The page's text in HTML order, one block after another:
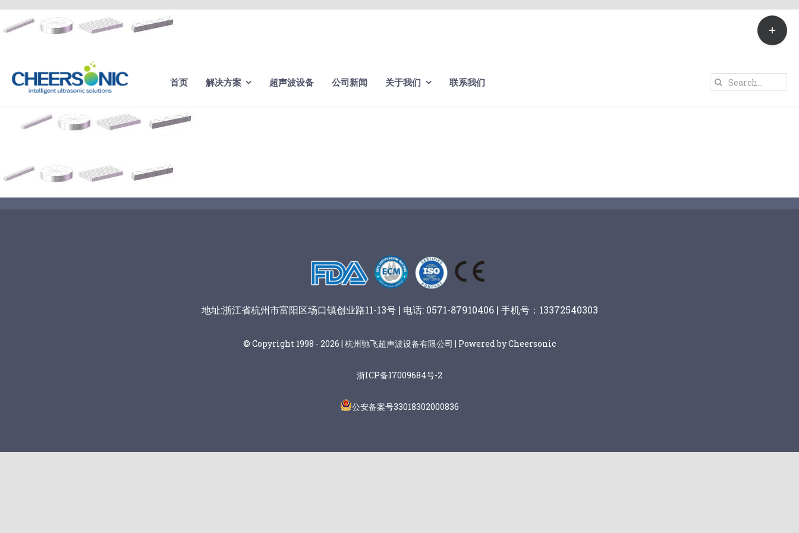
Skip
首页 解决方案 超声波设备 公司新闻 关于我们 联系我们
Search
地址:浙江省杭州市富阳区场口镇创业路11-13号 | 电话: 0571-87910406 | 手机号：13372540303
© Copyright 1998 - 2026 | 杭州驰飞超声波设备有限公司 | Powered by Cheersonic
浙ICP备17009684号-2
公安备案号33018302000836
Toggle
Sliding
Area